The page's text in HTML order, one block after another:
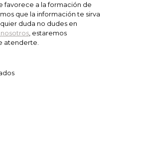
favorece a la formación de
que la información te sirva
duda no dudes en
, estaremos
atenderte.